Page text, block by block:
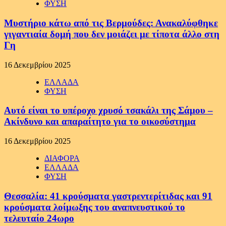
ΦΥΣΗ
Μυστήριο κάτω από τις Βερμούδες: Ανακαλύφθηκε
γιγαντιαία δομή που δεν μοιάζει με τίποτα άλλο στη
Γη
16 Δεκεμβρίου 2025
ΕΛΛΑΔΑ
ΦΥΣΗ
Αυτό είναι το υπέροχο χρυσό τσακάλι της Σάμου –
Ακίνδυνο και απαραίτητο για το οικοσύστημα
16 Δεκεμβρίου 2025
ΔΙΑΦΟΡΑ
ΕΛΛΑΔΑ
ΦΥΣΗ
Θεσσαλία: 41 κρούσματα γαστρεντερίτιδας και 91
κρούσματα λοίμωξης του αναπνευστικού το
τελευταίο 24ωρο